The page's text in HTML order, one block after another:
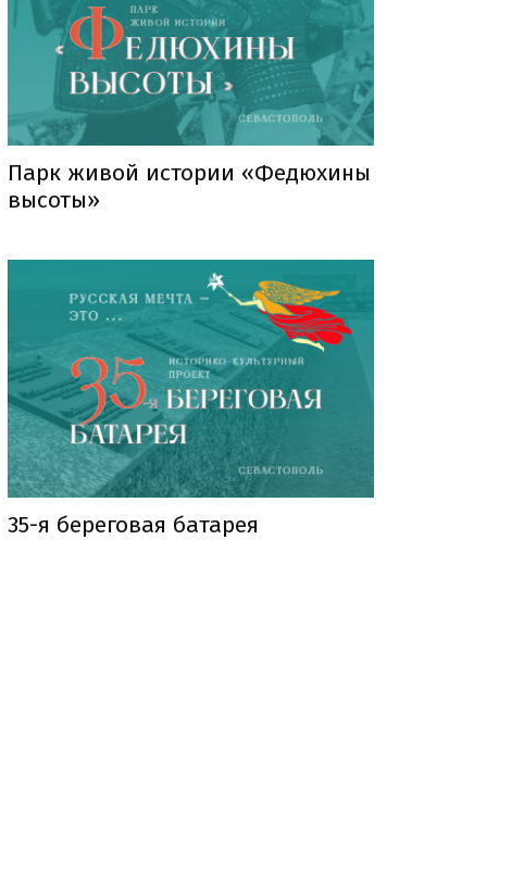
Парк живой истории «Федюхины
высоты»
35-я береговая батарея